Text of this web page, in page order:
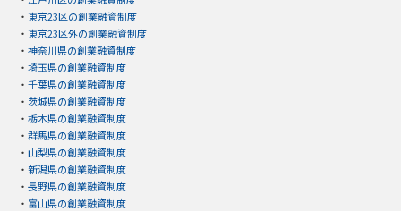
・ 東京23区の創業融資制度
・ 東京23区外の創業融資制度
・ 神奈川県の創業融資制度
・ 埼玉県の創業融資制度
・ 千葉県の創業融資制度
・ 茨城県の創業融資制度
・ 栃木県の創業融資制度
・ 群馬県の創業融資制度
・ 山梨県の創業融資制度
・ 新潟県の創業融資制度
・ 長野県の創業融資制度
・ 富山県の創業融資制度